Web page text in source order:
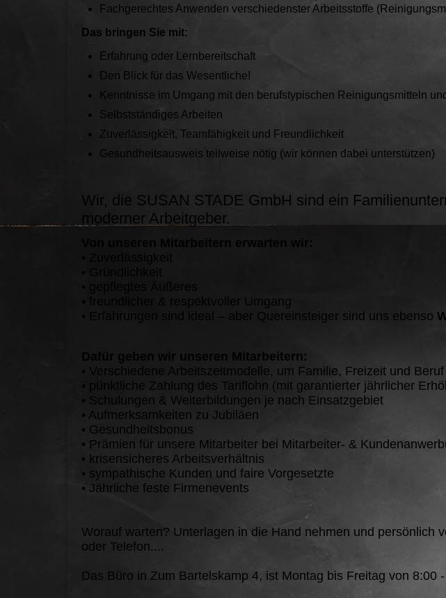
Fachgerechtes Anwenden verschiedenster Arbeitsstoffe
Das bringen Sie mit:
Erfahrung oder Lernbereitschaft
Den Blick für das Wesentliche!
Kenntnisse im Umgang mit den berufstypischen Reinigungsmitteln
Selbstständiges Arbeiten
Zuverlässigkeit, Teamfähigkeit und Freundlichkeit
Gesundheitsausweis teilweise nötig (wir können dabei unterstützen)
Wir, die SUSAN STADE GmbH sind ein
moderner Arbeitgeber.
Von unseren Mitarbeitern erwarten wir:
• Zuverlässigkeit
• freundlicher & respektvoller Umgang
• Erfahrungen sind ideal – aber Quereinsteiger sind uns ebenso
Dafür geben wir unseren Mitarbeitern:
• Verschiedene Arbeitszeitmodelle, um Familie, Freizeit und
• pünktliche Zahlung des Tariflohn (mit garantierter jährlicher
• Schulungen & Weiterbildungen je nach Einsatzgebiet
• Aufmerksamkeiten zu Jubiläen
• Gesundheitsbonus
• Prämien für unsere Mitarbeiter bei Mitarbeiter- &
• krisensicheres Arbeitsverhältnis
• sympathische Kunden und faire Vorgesetzte
• Jährliche feste Firmenevents
Worauf warten? Unterlagen in die Hand nehmen und persönlich
oder Telefon....
Das Büro in Zum Bartelskamp 4, ist Montag bis Freitag von 8:00